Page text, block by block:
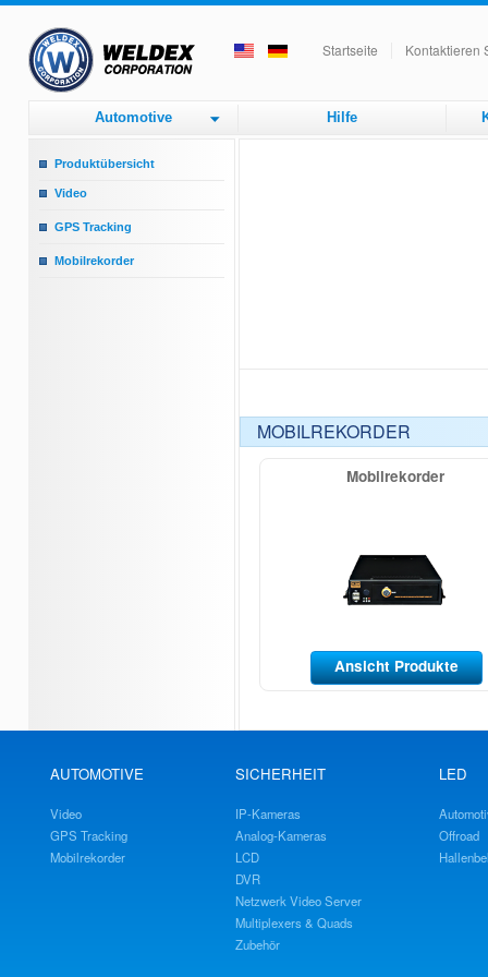
Startseite Kontaktieren
Automotive Hilfe
Produktübersicht
Video
Upgrade eines CRT schwarz/weiß
GPS Tracking
Mobilrekorder
MOBILREKORDER
Mobilrekorder
Ansicht Produkte
AUTOMOTIVE
Video
GPS Tracking
Mobilrekorder
SICHERHEIT
IP-Kameras
Analog-Kameras
LCD
DVR
Netzwerk Video Server
Multiplexers & Quads
Zubehör
LED
Offroad